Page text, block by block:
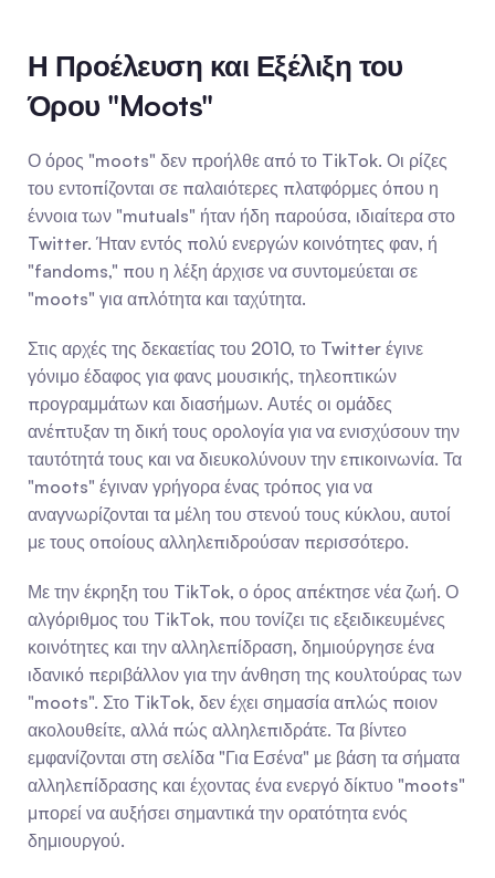
Η Προέλευση και Εξέλιξη του
Όρου "Moots"
Ο όρος "moots" δεν προήλθε από το TikTok. Οι ρίζες
του εντοπίζονται σε παλαιότερες πλατφόρμες όπου η
έννοια των "mutuals" ήταν ήδη παρούσα, ιδιαίτερα στο
Twitter. Ήταν εντός πολύ ενεργών κοινότητες φαν, ή
"fandoms," που η λέξη άρχισε να συντομεύεται σε
"moots" για απλότητα και ταχύτητα.
Στις αρχές της δεκαετίας του 2010, το Twitter έγινε
γόνιμο έδαφος για φανς μουσικής, τηλεοπτικών
προγραμμάτων και διασήμων. Αυτές οι ομάδες
ανέπτυξαν τη δική τους ορολογία για να ενισχύσουν την
ταυτότητά τους και να διευκολύνουν την επικοινωνία. Τα
"moots" έγιναν γρήγορα ένας τρόπος για να
αναγνωρίζονται τα μέλη του στενού τους κύκλου, αυτοί
με τους οποίους αλληλεπιδρούσαν περισσότερο.
Με την έκρηξη του TikTok, ο όρος απέκτησε νέα ζωή. Ο
αλγόριθμος του TikTok, που τονίζει τις εξειδικευμένες
κοινότητες και την αλληλεπίδραση, δημιούργησε ένα
ιδανικό περιβάλλον για την άνθηση της κουλτούρας των
"moots". Στο TikTok, δεν έχει σημασία απλώς ποιον
ακολουθείτε, αλλά πώς αλληλεπιδράτε. Τα βίντεο
εμφανίζονται στη σελίδα "Για Εσένα" με βάση τα σήματα
αλληλεπίδρασης και έχοντας ένα ενεργό δίκτυο "moots"
μπορεί να αυξήσει σημαντικά την ορατότητα ενός
δημιουργού.